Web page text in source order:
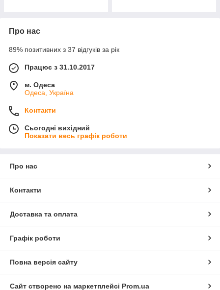
Про нас
89% позитивних з 37 відгуків за рік
Працює з 31.10.2017
м. Одеса
Одеса, Україна
Контакти
Сьогодні вихідний
Показати весь графік роботи
Про нас
Контакти
Доставка та оплата
Графік роботи
Повна версія сайту
Сайт створено на маркетплейсі Prom.ua